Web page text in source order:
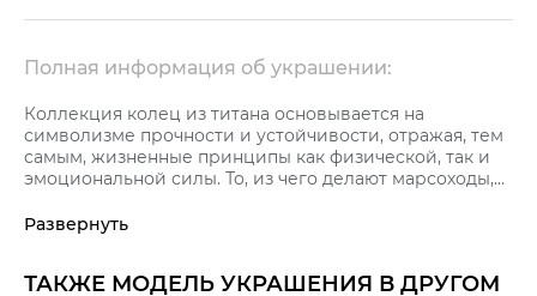
Полная информация об украшении:
Коллекция колец из титана основывается на
символизме прочности и устойчивости, отражая, тем
самым, жизненные принципы как физической, так и
эмоциональной силы. То, из чего делают марсоходы,
Титан является одним из самых прочных и легких
Ширина кольца 8,0 мм.
Развернуть
ТАКЖЕ МОДЕЛЬ УКРАШЕНИЯ В ДРУГОМ